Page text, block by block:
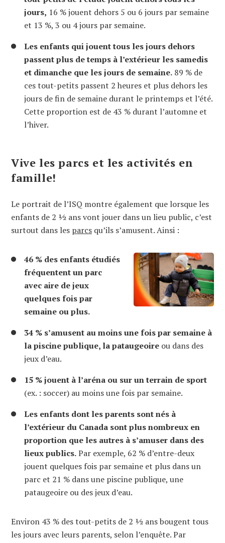
jours, 16 % jouent dehors 5 ou 6 jours par semaine
et 13 %, 3 ou 4 jours par semaine.
Les enfants qui jouent tous les jours dehors
passent plus de temps à l’extérieur les samedis
et dimanche que les jours de semaine. 89 % de
ces tout-petits passent 2 heures et plus dehors les
jours de fin de semaine durant le printemps et l’été.
Cette proportion est de 43 % durant l’automne et
l’hiver.
Vive les parcs et les activités en
famille!
Le portrait de l’ISQ montre également que lorsque les
enfants de 2 ½ ans vont jouer dans un lieu public, c’est
surtout dans les parcs qu’ils s’amusent. Ainsi :
46 % des enfants étudiés
fréquentent un parc
avec aire de jeux
quelques fois par
semaine ou plus.
34 % s’amusent au moins une fois par semaine à
la piscine publique, la pataugeoire ou dans des
jeux d’eau.
15 % jouent à l’aréna ou sur un terrain de sport
(ex. : soccer) au moins une fois par semaine.
Les enfants dont les parents sont nés à
l’extérieur du Canada sont plus nombreux en
proportion que les autres à s’amuser dans des
lieux publics.Par exemple, 62 % d’entre-deux
jouent quelques fois par semaine et plus dans un
parc et 21 % dans une piscine publique, une
pataugeoire ou des jeux d’eau.
Environ 43 % des tout-petits de 2 ½ ans bougent tous
les jours avec leurs parents, selon l’enquête. Par